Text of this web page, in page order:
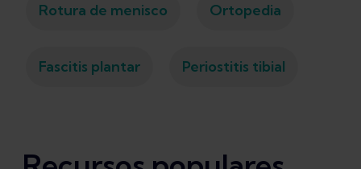
Rotura de menisco Ortopedia
Fascitis plantar Periostitis tibial